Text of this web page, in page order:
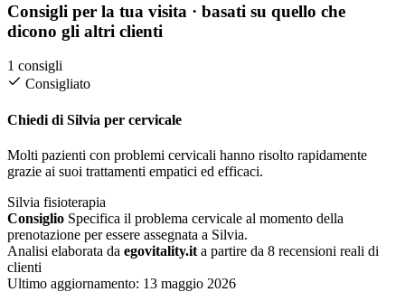
Consigli per la tua visita · basati su quello che
dicono gli altri clienti
1 consigli
Consigliato
Chiedi di Silvia per cervicale
Molti pazienti con problemi cervicali hanno risolto rapidamente
grazie ai suoi trattamenti empatici ed efficaci.
Silvia fisioterapia
Consiglio Specifica il problema cervicale al momento della
prenotazione per essere assegnata a Silvia.
Analisi elaborata da egovitality.it a partire da 8 recensioni reali di
clienti
Ultimo aggiornamento: 13 maggio 2026